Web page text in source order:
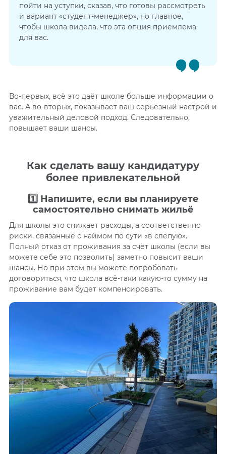
пойти на уступки, сказав, что готовы рассмотреть
и вариант «студент-менеджер», но главное,
чтобы школа видела, что эта опция приемлема
для вас.
Во-первых, всё это даёт школе больше информации о
вас. А во-вторых, показывает ваш серьёзный настрой и
уважительный деловой подход. Следовательно,
повышает ваши шансы.
Как сделать вашу кандидатуру
более привлекательной
1️⃣ Напишите, если вы планируете
самостоятельно снимать жильё
Для школы это снижает расходы, а соответственно
риски, связанные с наймом по сути «в слепую».
Полный отказ от проживания за счёт школы (если вы
можете себе это позволить) заметно повысит ваши
шансы. Но при этом вы можете попробовать
договориться, что школа всё-таки какую-то сумму на
проживание вам будет компенсировать.